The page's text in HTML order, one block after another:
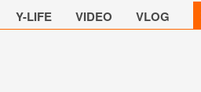
Y-LIFE VIDEO VLOG